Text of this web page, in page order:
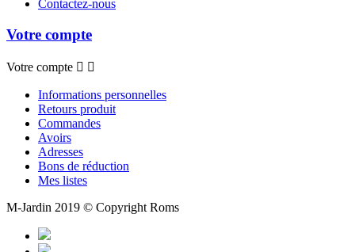
Contactez-nous
Votre compte
Votre compte  
Informations personnelles
Retours produit
Commandes
Avoirs
Adresses
Bons de réduction
Mes listes
M-Jardin 2019 © Copyright Roms